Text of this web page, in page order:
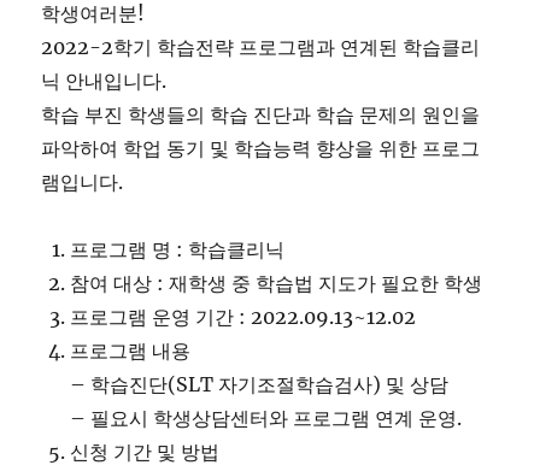
학생여러분!
2022-2학기 학습전략 프로그램과 연계된 학습클리
닉 안내입니다.
학습 부진 학생들의 학습 진단과 학습 문제의 원인을
파악하여 학업 동기 및 학습능력 향상을 위한 프로그
램입니다.
프로그램 명 : 학습클리닉
참여 대상 : 재학생 중 학습법 지도가 필요한 학생
프로그램 운영 기간 : 2022.09.13~12.02
프로그램 내용
– 학습진단(SLT 자기조절학습검사) 및 상담
– 필요시 학생상담센터와 프로그램 연계 운영.
신청 기간 및 방법